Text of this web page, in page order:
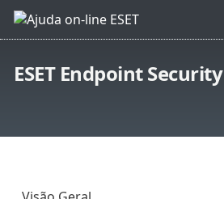
ESET Endpoint Security